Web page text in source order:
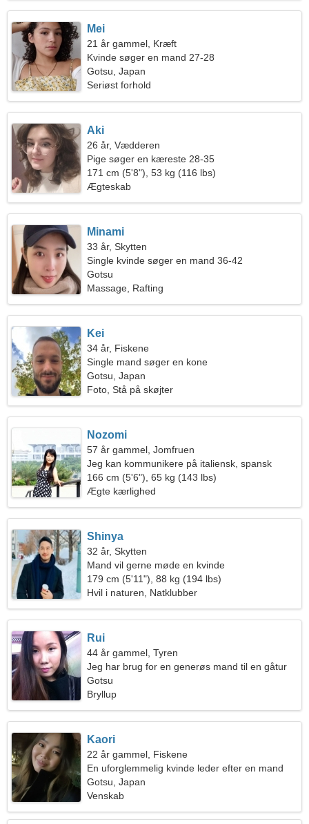
Mei
21 år gammel, Kræft
Kvinde søger en mand 27-28
Gotsu, Japan
Seriøst forhold
Aki
26 år, Vædderen
Pige søger en kæreste 28-35
171 cm (5'8"), 53 kg (116 lbs)
Ægteskab
Minami
33 år, Skytten
Single kvinde søger en mand 36-42
Gotsu
Massage, Rafting
Kei
34 år, Fiskene
Single mand søger en kone
Gotsu, Japan
Foto, Stå på skøjter
Nozomi
57 år gammel, Jomfruen
Jeg kan kommunikere på italiensk, spansk
166 cm (5'6"), 65 kg (143 lbs)
Ægte kærlighed
Shinya
32 år, Skytten
Mand vil gerne møde en kvinde
179 cm (5'11"), 88 kg (194 lbs)
Hvil i naturen, Natklubber
Rui
44 år gammel, Tyren
Jeg har brug for en generøs mand til en gåtur
sammen
Gotsu
Bryllup
Kaori
22 år gammel, Fiskene
En uforglemmelig kvinde leder efter en mand
Gotsu, Japan
Venskab